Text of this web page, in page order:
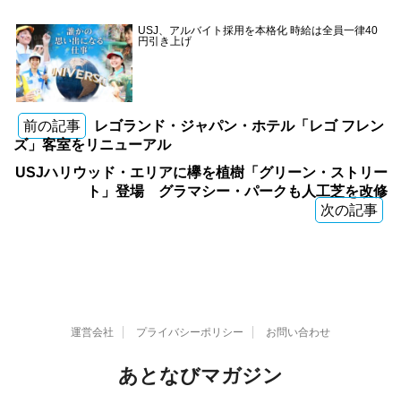
USJ、アルバイト採用を本格化 時給は全員一律40
円引き上げ
前の記事
レゴランド・ジャパン・ホテル「レゴ フレン
ズ」客室をリニューアル
USJハリウッド・エリアに欅を植樹「グリーン・ストリー
ト」登場 グラマシー・パークも人工芝を改修
次の記事
運営会社 プライバシーポリシー お問い合わせ
あとなびマガジン